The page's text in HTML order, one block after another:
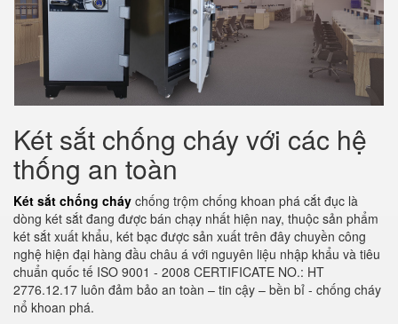
Két sắt chống cháy với các hệ
thống an toàn
Két sắt chống cháy chống trộm chống khoan phá cắt đục là
dòng két sắt đang được bán chạy nhất hiện nay, thuộc sản phẩm
két sắt xuất khẩu, két bạc được sản xuất trên đây chuyền công
nghệ hiện đại hàng đầu châu á với nguyên liệu nhập khẩu và tiêu
chuẩn quốc tế ISO 9001 - 2008 CERTIFICATE NO.: HT
2776.12.17 luôn đảm bảo an toàn – tin cậy – bền bỉ - chống cháy
nổ khoan phá.